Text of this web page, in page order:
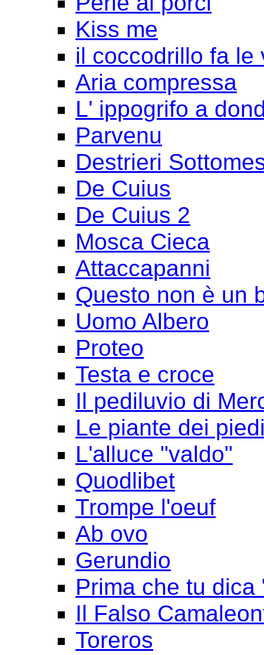
Kiss me
il coccodrillo fa le
Aria compressa
L' ippogrifo a
Parvenu
Destrieri
De Cuius
De Cuius 2
Mosca Cieca
Attaccapanni
Questo non è un
Uomo Albero
Proteo
Testa e croce
Il pediluvio di
Le piante dei
L'alluce "valdo"
Quodlibet
Trompe l'oeuf
Ab ovo
Gerundio
Prima che tu dica
Il Falso
Toreros